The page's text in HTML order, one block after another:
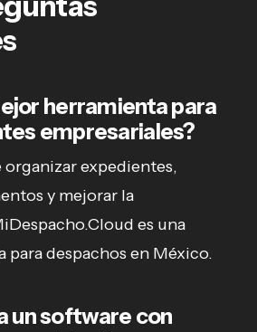
herramienta para
empresariales?
organizar expedientes,
y mejorar la
es una
para despachos en México.
un software con